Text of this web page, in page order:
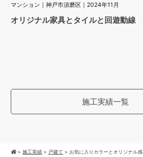
マンション｜神戸市須磨区｜2024年11月
オリジナル家具とタイルと回遊動線
施工実績一覧
>施工実績 > 戸建て > お気に入りカラーとオリジナル感